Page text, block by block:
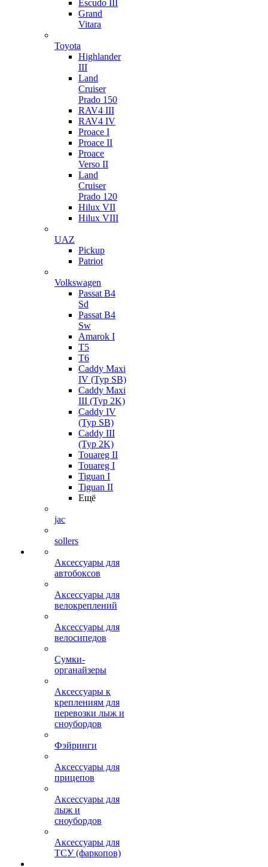
Escudo III
Grand
Vitara
Toyota
Highlander
III
Land
Cruiser
Prado 150
RAV4 III
RAV4 IV
Proace I
Proace II
Proace
Verso II
Land
Cruiser
Prado 120
Hilux VII
Hilux VIII
UAZ
Pickup
Patriot
Volkswagen
Passat B4
Sd
Passat B4
Sw
Amarok I
T5
T6
Caddy Maxi
IV (Typ SB)
Caddy Maxi
III (Typ 2K)
Caddy IV
(Typ SB)
Caddy III
(Typ 2K)
Touareg II
Touareg I
Tiguan I
Tiguan II
Ещё
jac
sollers
Аксессуары для
автобоксов
Аксессуары для
велокреплений
Аксессуары для
велосипедов
Сумки-
органайзеры
Аксессуары к
креплениям для
перевозки лыж и
сноубордов
Фэйринги
Аксессуары для
прицепов
Аксессуары для
лыж и
сноубордов
Аксессуары для
ТСУ (фаркопов)